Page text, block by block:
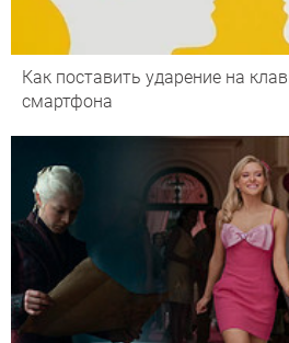
Как поставить ударение на
смартфона